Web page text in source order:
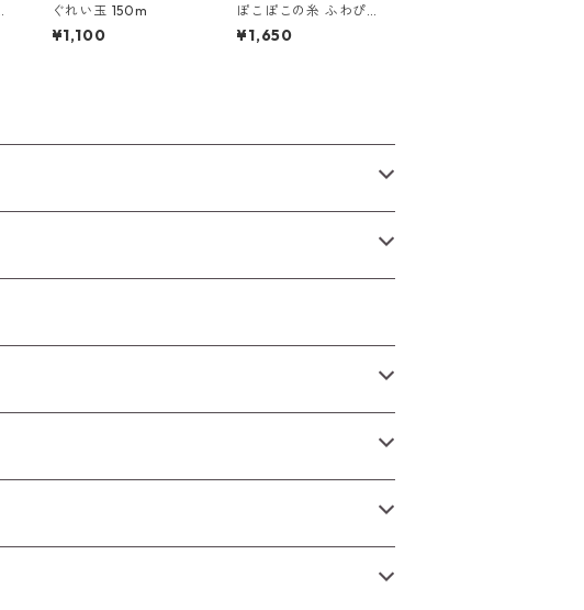
ぐれい玉 150m
¥1,100
ぽこぽこの糸 ふわぴん
く 150m
¥1,650